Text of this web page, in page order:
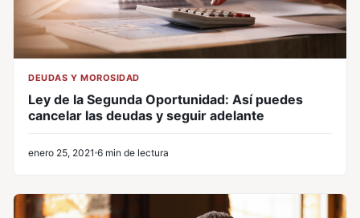
DEUDAS Y MOROSIDAD
Ley de la Segunda Oportunidad: Así puedes
cancelar las deudas y seguir adelante
enero 25, 2021 6 min de lectura